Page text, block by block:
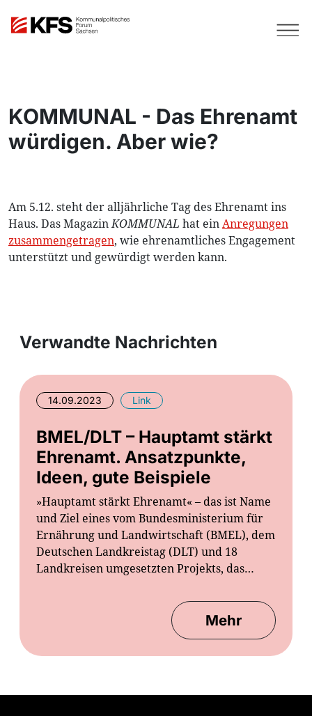
KOMMUNAL - Das Ehrenamt
würdigen. Aber wie?
Am 5.12. steht der alljährliche Tag des Ehrenamt ins
Haus. Das MagazinKOMMUNAL hat einAnregungen
zusammengetragen, wie ehrenamtliches Engagement
unterstützt und gewürdigt werden kann.
Verwandte Nachrichten
14.09.2023 Link
BMEL/DLT – Hauptamt stärkt
Ehrenamt. Ansatzpunkte,
Ideen, gute Beispiele
»Hauptamt stärkt Ehrenamt« – das ist Name
und Ziel eines vom Bundesministerium für
Ernährung und Landwirtschaft (BMEL), dem
Deutschen Landkreistag (DLT) und 18
Landkreisen umgesetzten Projekts, das…
Mehr